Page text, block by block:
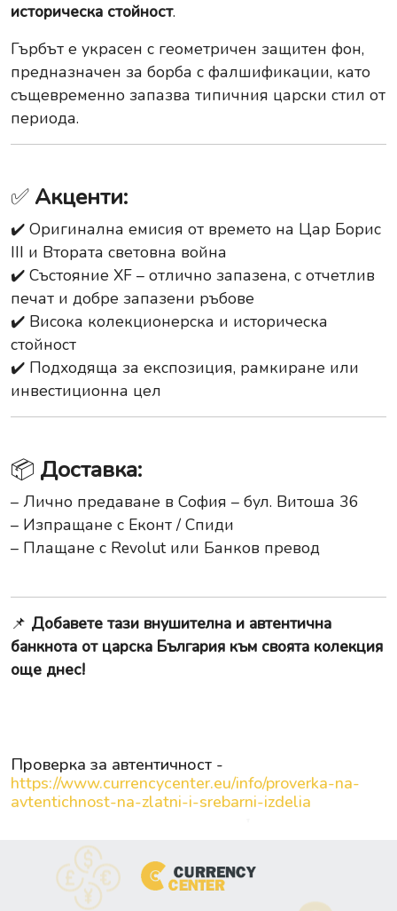
историческа стойност.
Гърбът е украсен с геометричен защитен фон,
предназначен за борба с фалшификации, като
същевременно запазва типичния царски стил от
периода.
✅Акценти:
✔️ Оригинална емисия от времето на Цар Борис
III и Втората световна война
✔️ Състояние XF – отлично запазена, с отчетлив
печат и добре запазени ръбове
✔️ Висока колекционерска и историческа
стойност
✔️ Подходяща за експозиция, рамкиране или
инвестиционна цел
📦 Доставка:
– Лично предаване в София – бул. Витоша 36
– Изпращане с Еконт / Спиди
– Плащане с Revolut или Банков превод
📌 Добавете тази внушителна и автентична
банкнота от царска България към своята колекция
още днес!
Проверка за автентичност -
https://www.currencycenter.eu/info/proverka-na-
avtentichnost-na-zlatni-i-srebarni-izdelia